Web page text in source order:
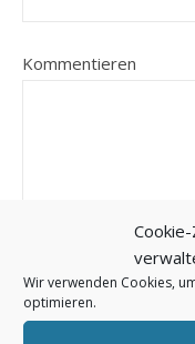
Wir verwenden Cookies,
optimieren.
Kommentieren